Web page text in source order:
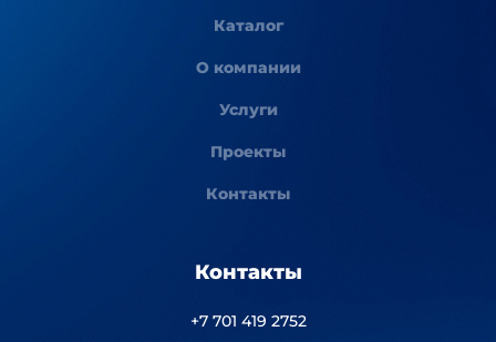
Каталог
О компании
Услуги
Проекты
Контакты
Контакты
+7 701 419 2752